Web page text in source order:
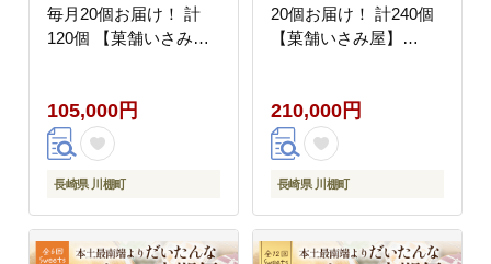
毎月20個お届け！ 計
120個 【菓舗いさみ
105,000円
長崎県 川棚町
20個お届け！ 計240個
【菓舗いさみ屋】
210,000円
長崎県 川棚町